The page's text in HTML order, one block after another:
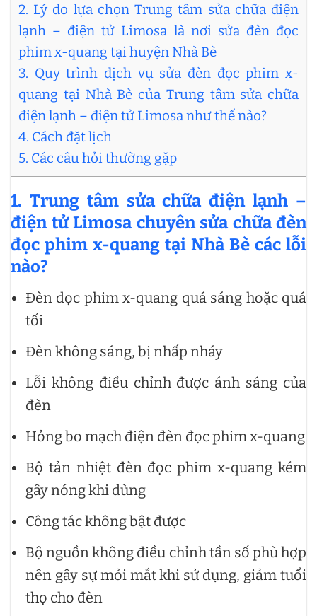
2. Lý do lựa chọn Trung tâm sửa chữa điện
lạnh – điện tử Limosa là nơi sửa đèn đọc
phim x-quang tại huyện Nhà Bè
3. Quy trình dịch vụ sửa đèn đọc phim x-
quang tại Nhà Bè của Trung tâm sửa chữa
điện lạnh – điện tử Limosa như thế nào?
4. Cách đặt lịch
5. Các câu hỏi thường gặp
1. Trung tâm sửa chữa điện lạnh –
điện tử Limosa chuyên sửa chữa đèn
đọc phim x-quang tại Nhà Bè các lỗi
nào?
Đèn đọc phim x-quang quá sáng hoặc quá
tối
Đèn không sáng, bị nhấp nháy
Lỗi không điều chỉnh được ánh sáng của
đèn
Hỏng bo mạch điện đèn đọc phim x-quang
Bộ tản nhiệt đèn đọc phim x-quang kém
gây nóng khi dùng
Công tác không bật được
Bộ nguồn không điều chỉnh tần số phù hợp
nên gây sự mỏi mắt khi sử dụng, giảm tuổi
thọ cho đèn